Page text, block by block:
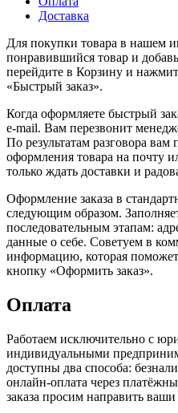
Доставка
Для покупки товара в нашем
понравившийся товар и
перейдите в Корзину и
«Быстрый заказ».
Когда оформляете быстрый
e-mail. Вам перезвонит
По результатам разговора
оформления товара на почту
только ждать доставки и
Оформление заказа в
следующим образом.
последовательным этапам:
данные о себе. Советуем в
информацию, которая
кнопку «Оформить заказ».
Оплата
Работаем исключительно с
индивидуальными
доступны два способа:
онлайн-оплата через
заказа просим направить